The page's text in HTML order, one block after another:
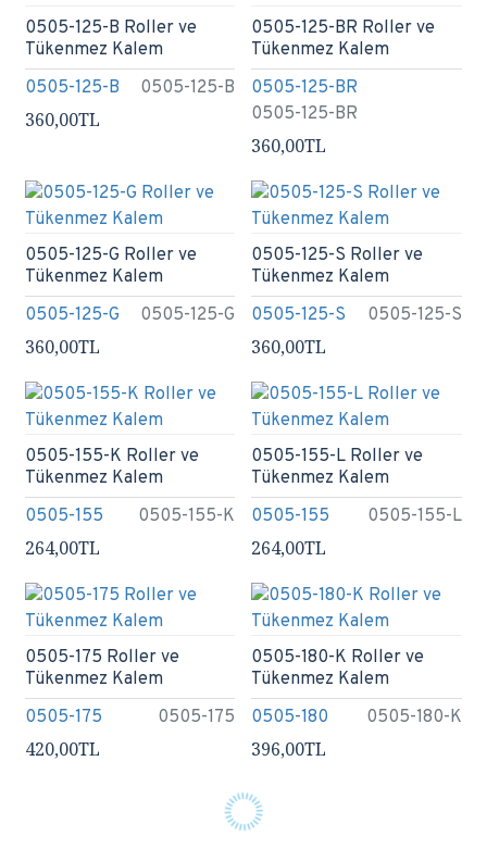
0505-125-B 0505-125-B
0505-125-B Roller ve
Tükenmez Kalem
360,00TL
0505-125-BR
0505-125-BR
0505-125-BR Roller ve
Tükenmez Kalem
360,00TL
0505-125-G 0505-125-G
0505-125-G Roller ve
Tükenmez Kalem
360,00TL
0505-125-S 0505-125-S
0505-125-S Roller ve
Tükenmez Kalem
360,00TL
0505-155 0505-155-K
0505-155-K Roller ve
Tükenmez Kalem
264,00TL
0505-155 0505-155-L
0505-155-L Roller ve
Tükenmez Kalem
264,00TL
0505-175 0505-175
0505-175 Roller ve
Tükenmez Kalem
420,00TL
0505-180 0505-180-K
0505-180-K Roller ve
Tükenmez Kalem
396,00TL